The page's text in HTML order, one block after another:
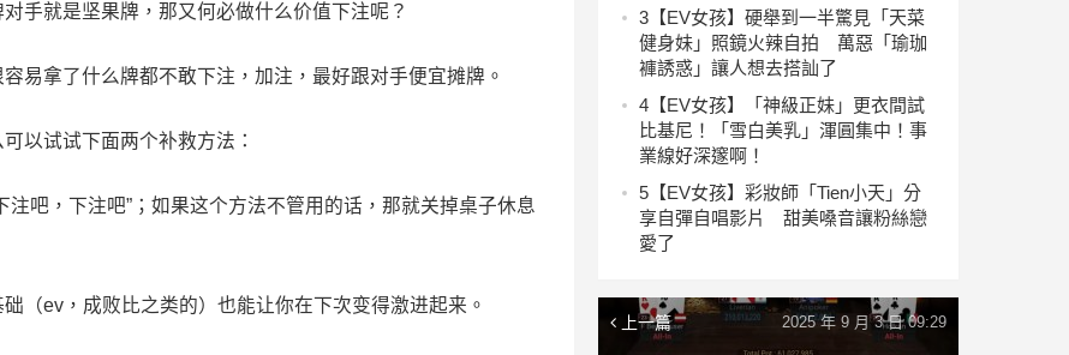
手就是坚果牌，那又何必做什么价值下注呢？
易拿了什么牌都不敢下注，加注，最好跟对手便宜摊牌。
以试试下面两个补救方法：
吧，下注吧”；如果这个方法不管用的话，那就关掉桌子休息
（ev，成败比之类的）也能让你在下次变得激进起来。
3 【EV女孩】硬舉到一半驚見「天菜
健身妹」照鏡火辣自拍 萬惡「瑜珈
褲誘惑」讓人想去搭訕了
4 【EV女孩】「神級正妹」更衣間試
比基尼！「雪白美乳」渾圓集中！事
業線好深邃啊！
5 【EV女孩】彩妝師「Tien小天」分
享自彈自唱影片 甜美嗓音讓粉絲戀
愛了
上一篇 2025 年 9 月 3 日 09:29